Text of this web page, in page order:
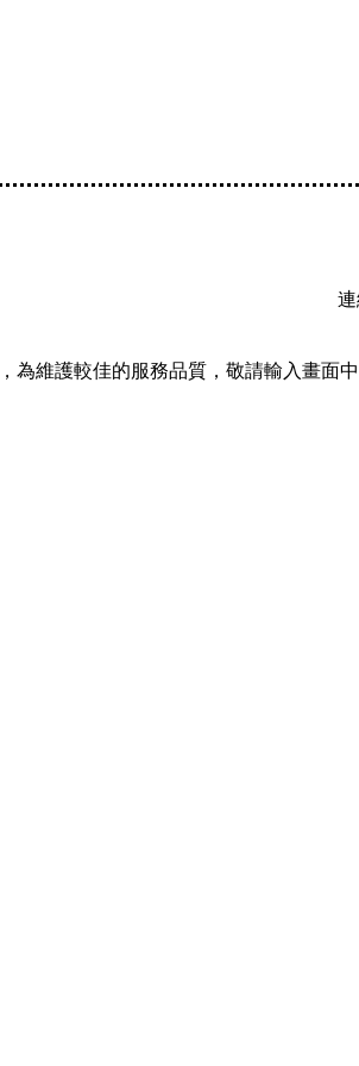
連
為維護較佳的服務品質，敬請輸入畫面